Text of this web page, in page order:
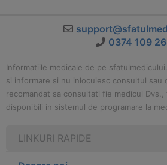
0374 109
Informatiile medicale de pe
si informare si nu inlocuiesc consultul sau
recomandat sa consultati fie medicul
disponibili in sistemul de programare la
LINKURI RAPIDE